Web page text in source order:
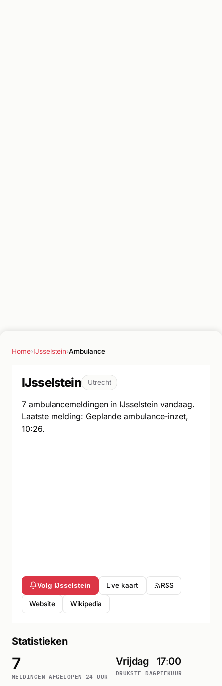
Home›IJsselstein›Ambulance
IJsselstein Utrecht
7 ambulancemeldingen in IJsselstein vandaag.
Laatste melding: Geplande ambulance-inzet,
10:26.
Volg IJsselstein Live kaart RSS
Website Wikipedia
Statistieken
7
MELDINGEN AFGELOPEN 24 UUR
Vrijdag
DRUKSTE DAG
17:00
PIEKUUR